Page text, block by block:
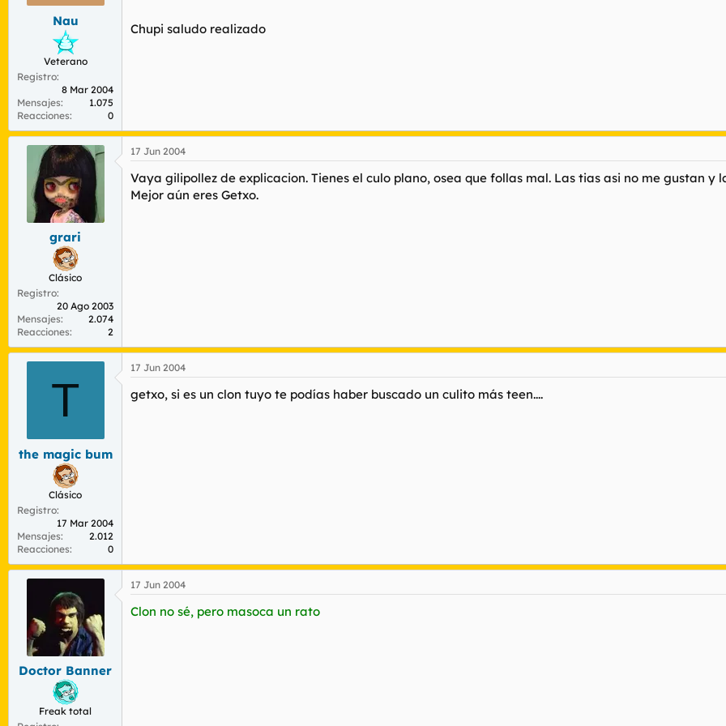
Nau
Veterano
Registro
8 Mar 2004
Mensajes
1.075
Reacciones
0
Chupi saludo realizado
grari
Clásico
Registro
20 Ago 2003
Mensajes
2.074
Reacciones
2
17 Jun 2004
Vaya gilipollez de explicacion. Tienes el culo plano, osea que follas mal. Las tias asi no me gustan
Mejor aún eres Getxo.
T
the magic bum
Clásico
Registro
17 Mar 2004
Mensajes
2.012
Reacciones
0
17 Jun 2004
getxo, si es un clon tuyo te podías haber buscado un culito más teen....
Doctor Banner
Freak total
17 Jun 2004
Clon no sé, pero masoca un rato